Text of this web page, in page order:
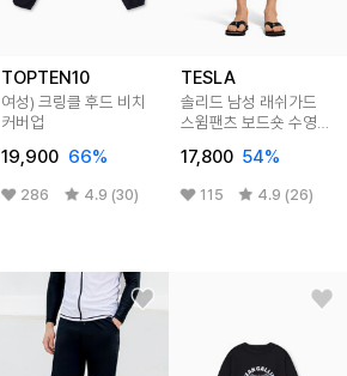
TOPTEN10
여성) 크링클 후드 비치
커버업
19,900 66%
286 4.9 (30)
TESLA
솔리드 남성 래쉬가드
스윔팬츠 보드숏 수영복
17,800 54%
115 4.9 (26)